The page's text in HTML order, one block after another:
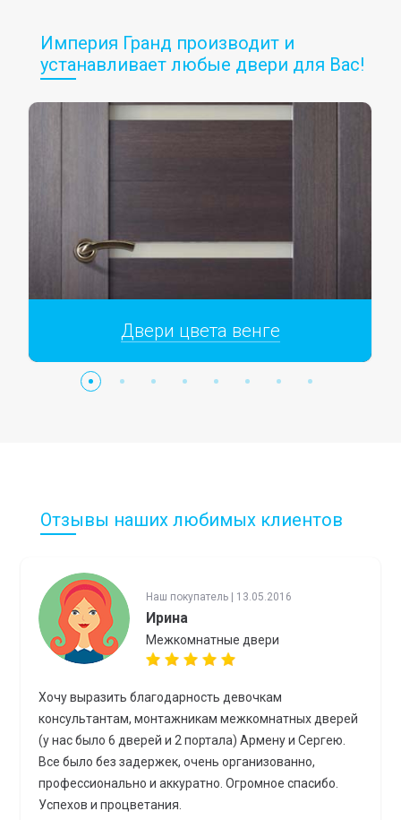
Империя Гранд производит и
устанавливает любые двери для Вас!
Двери цвета венге
Отзывы наших любимых клиентов
Наш покупатель | 13.05.2016
Ирина
Межкомнатные двери
Хочу выразить благодарность девочкам
консультантам, монтажникам межкомнатных дверей
(у нас было 6 дверей и 2 портала) Армену и Сергею.
Все было без задержек, очень организованно,
профессионально и аккуратно. Огромное спасибо.
Успехов и процветания.